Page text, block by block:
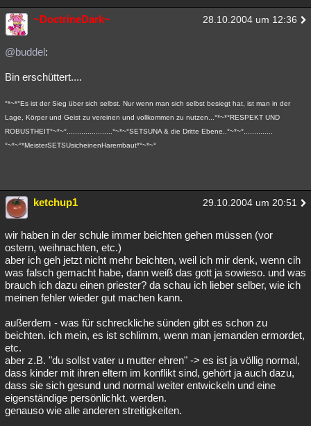
~DoctrineDark~ 28.10.2004 um 12:36
@buddel:
Bin erschüttert....
°*~*°Es ist der Sieg über sich selbst. Nur wenn man sich selbst besiegt hat, ist man in der
Lage, Körper und Geist zu vereinen und vollkommen zu nutzen...°*~*°RESPEKT UND
ROBUSTHEIT°~*~°......................°~*~°SETSUNA & die Dritte Ebene..°~*~°..............
°~*~°*MeisterSETSUsicheinenHarembaut*°~*~°
ketchup1 29.10.2004 um 20:51
wir haben in der schule immer beichten gehen müssen (vor
ostern, weihnachten, etc.)
aber ich geh jetzt nicht mehr beichten, weil ich mir denk, wenn cih
was falsch gemacht habe, dann weiß das gott ja sowieso. und was
brauch ich dazu einen priester? da schau ich lieber selber, wie ich
meinen fehler wieder gut machen kann.
außerdem - was für schreckliche sünden gibt es schon zu
beichten. ich mein, es ist schlimm, wenn man jemanden ermordet,
etc.
aber z.B. "du sollst vater u mutter ehren" -> es ist ja völlig normal,
dass kinder mit ihren eltern im konflikt sind, gehört ja auch dazu,
dass sie sich gesund und normal weiter entwickeln und eine
eigenständige persönlichkt. werden.
genauso wie alle anderen streitigkeiten.